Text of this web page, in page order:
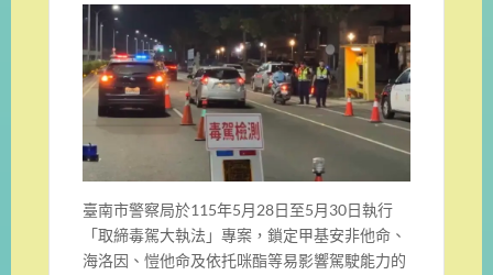
臺南市警察局於115年5月28日至5月30日執行
「取締毒駕大執法」專案，鎖定甲基安非他命、
海洛因、愷他命及依托咪酯等易影響駕駛能力的